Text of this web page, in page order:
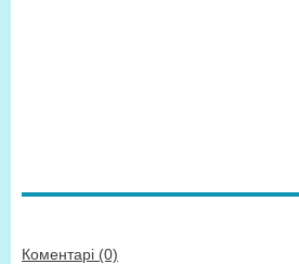
Коментарі (0)